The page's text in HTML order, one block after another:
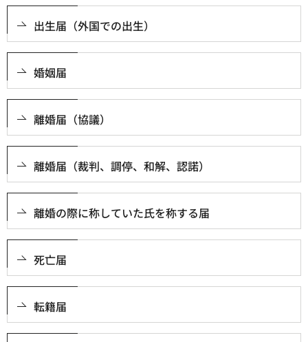
出生届（外国での出生）
婚姻届
離婚届（協議）
離婚届（裁判、調停、和解、認諾）
離婚の際に称していた氏を称する届
死亡届
転籍届